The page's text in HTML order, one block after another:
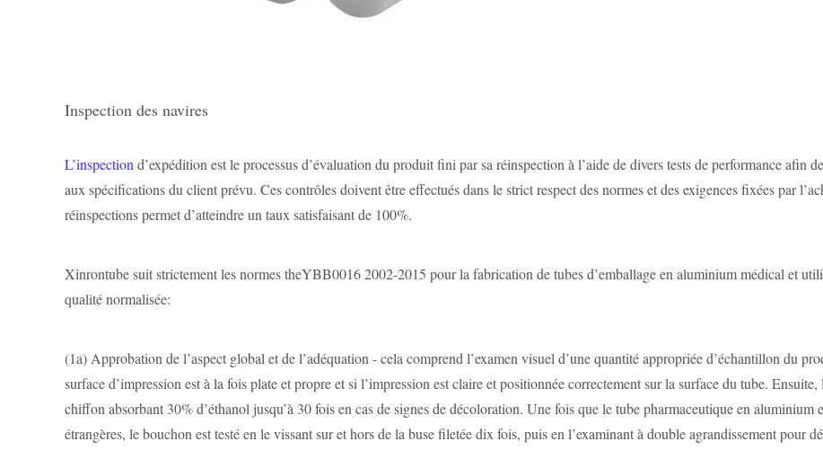
Inspection des navires
L’inspection d’expédition est le processus d’évaluation du produit fini par sa réinspection à l’aide de divers tests de performance afin
aux spécifications du client prévu. Ces contrôles doivent être effectués dans le strict respect des normes et des exigences fixées par
réinspections permet d’atteindre un taux satisfaisant de 100%.
Xinrontube suit strictement les normes theYBB0016 2002-2015 pour la fabrication de tubes d’emballage en aluminium médical et
qualité normalisée:
(1a) Approbation de l’aspect global et de l’adéquation - cela comprend l’examen visuel d’une quantité appropriée d’échantillon du
surface d’impression est à la fois plate et propre et si l’impression est claire et positionnée correctement sur la surface du tube.
chiffon absorbant 30% d’éthanol jusqu’à 30 fois en cas de signes de décoloration. Une fois que le tube pharmaceutique en aluminium
étrangères, le bouchon est testé en le vissant sur et hors de la buse filetée dix fois, puis en l’examinant à double agrandissement pour